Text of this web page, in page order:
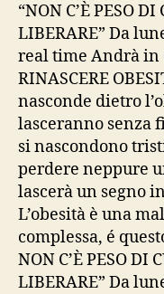
“NON C’È PESO
LIBERARE” Da
real time Andrà in
RINASCERE
nasconde dietro
lasceranno senza
si nascondono
perdere neppure
lascerà un segno
L’obesità è una
complessa, é
NON C’È PESO DI
LIBERARE” Da